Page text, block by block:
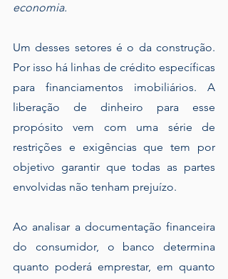
economia.
Um desses setores é o da construção.
Por isso há linhas de crédito específicas
para financiamentos imobiliários. A
liberação de dinheiro para esse
propósito vem com uma série de
restrições e exigências que tem por
objetivo garantir que todas as partes
envolvidas não tenham prejuízo.
Ao analisar a documentação financeira
do consumidor, o banco determina
quanto poderá emprestar, em quanto